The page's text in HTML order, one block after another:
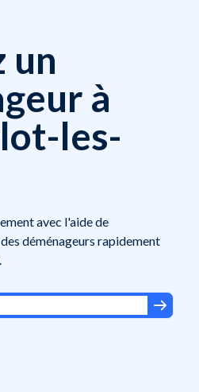
un
à
les-
avec l'aide de
déménageurs rapidement